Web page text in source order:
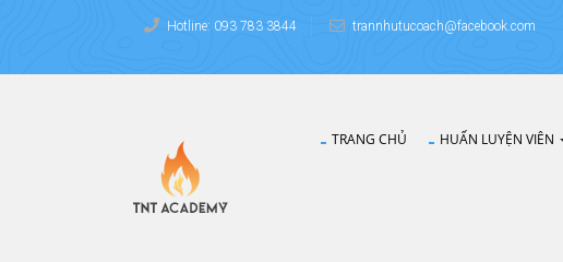
Hotline: 093 783 3844 trannhutucoach@facebook.com
TRANG CHỦ HUẤN LUYỆN VIÊN